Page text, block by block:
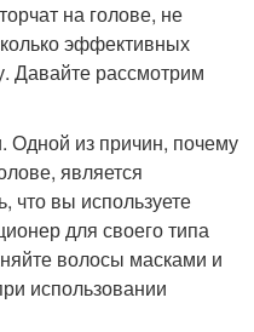
на голове, не
эффективных
Давайте рассмотрим
Одной из причин, почему
является
что вы используете
для своего типа
волосы масками и
использовании